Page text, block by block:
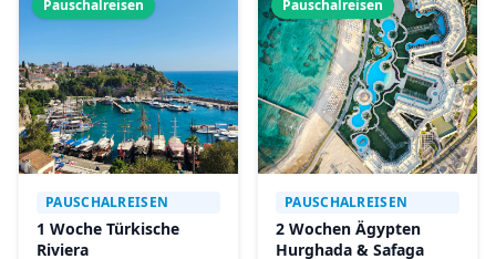
Pauschalreisen
PAUSCHALREISEN
1 Woche Türkische
Riviera
Pauschalreisen
PAUSCHALREISEN
2 Wochen Ägypten
Hurghada & Safaga